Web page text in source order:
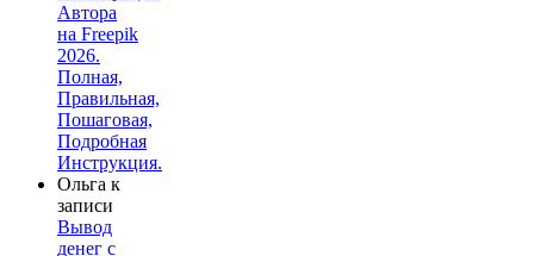
Автора
на Freepik
2026.
Полная,
Правильная,
Пошаговая,
Подробная
Инструкция.
Ольга к
записи
Вывод
денег с